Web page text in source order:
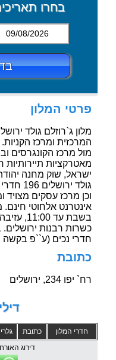
בחרו
09/08/2026
פרטי המלון
מלון ג`רוזלם גולד
המרכזית ומרכז
מול מרכז הקונגרסים
מאטרקציות תיירותיות
ישראל, שוק מחנה
וכן מרכז עסקים מצויד
אינטרנט אלחוטי
בשבת עד
כשרות רבנות ירושלים.
חדרי נכים (ע``פ
כתובת
רח` יפו 234, ירושלים
כתובת
חדרי המלון
דירוג האורחים 7.59, 182